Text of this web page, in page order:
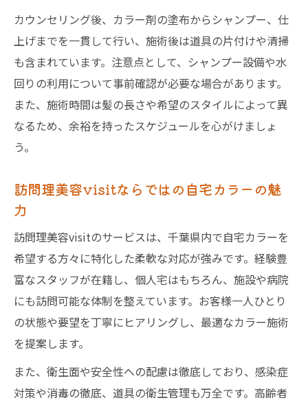
カウンセリング後、カラー剤の塗布からシャンプー、仕
上げまでを一貫して行い、施術後は道具の片付けや清掃
も含まれています。注意点として、シャンプー設備や水
回りの利用について事前確認が必要な場合があります。
また、施術時間は髪の長さや希望のスタイルによって異
なるため、余裕を持ったスケジュールを心がけましょ
う。
訪問理美容visitならではの自宅カラーの魅
力
訪問理美容visitのサービスは、千葉県内で自宅カラーを
希望する方々に特化した柔軟な対応が強みです。経験豊
富なスタッフが在籍し、個人宅はもちろん、施設や病院
にも訪問可能な体制を整えています。お客様一人ひとり
の状態や要望を丁寧にヒアリングし、最適なカラー施術
を提案します。
また、衛生面や安全性への配慮は徹底しており、感染症
対策や消毒の徹底、道具の衛生管理も万全です。高齢者